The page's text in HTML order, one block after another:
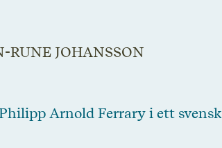
RUNE JOHANSSON
Arnold Ferrary i ett